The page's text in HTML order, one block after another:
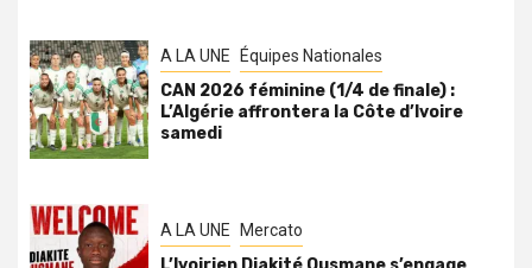
A LA UNE Équipes Nationales
CAN 2026 féminine (1/4 de finale) :
L’Algérie affrontera la Côte d’Ivoire
samedi
A LA UNE Mercato